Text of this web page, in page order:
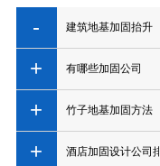
建筑地基加固抬升
有哪些加固公司
竹子地基加固方法
酒店加固设计公司